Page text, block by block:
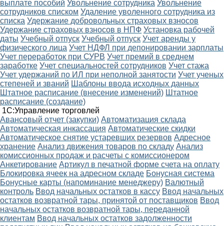
выплате пособий Увольнение сотрудника Увольнение
сотрудников списком Удаление уволенного сотрудника из
списка Удержание добровольных страховых взносов
Удержание страховых взносов в НПФ Установка рабочей
даты Учебный отпуск Учебный отпуск Учет аренды у
физического лица Учет НДФЛ при депонировании зарплаты
Учет переработок при СУРВ Учет премий в среднем
заработке Учет специальностей сотрудников Учет стажа
Учет удержаний по ИЛ при неполной занятости Учет ученых
степеней и званий Шаблоны ввода исходных данных
Штатное расписание (внесение изменений) Штатное
расписание (создание)
1С:Управление торговлей
Авансовый отчет (закупки) Автоматизация склада
Автоматическая инкассация Автоматические скидки
Автоматическое снятие устаревших резервов Адресное
хранение Анализ движения товаров по складу Анализ
комиссионных продаж и расчеты с комиссионером
Анкетирование Артикул в печатной форме счета на оплату
Блокировка ячеек на адресном складе Бонусная система
Бонусные карты (напоминание менеджеру) Валютный
контроль Ввод начальных остатков в кассу Ввод начальных
остатков возвратной тары, принятой от поставщиков Ввод
начальных остатков возвратной тары, переданной
клиентам Ввод начальных остатков задолженности